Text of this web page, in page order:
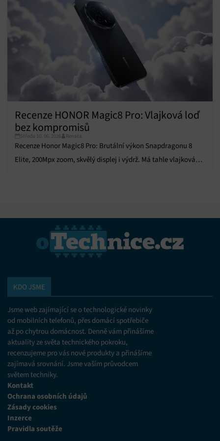
Recenze HONOR Magic8 Pro: Vlajková loď
bez kompromisů
Středa 10. 06. 2026 Renata
Recenze Honor Magic8 Pro: Brutální výkon Snapdragonu 8
Elite, 200Mpx zoom, skvělý displej i výdrž. Má tahle vlajková
KDO JSME
Jsme web zajímající se o technologické novinky
od mobilních telefonů, přes domácí spotřebiče
až po chytrou domácnost. Denně vám přinášíme
aktuality ze světa technického pokroku,
recenzujeme pro vás nové produkty a přinášíme
zajímavá srovnání. Jsme vaším průvodcem
světem techniky.
Kontakt
Ochrana osobních údajů
Zásady cookies
Inzerce
Pravidla soutěže